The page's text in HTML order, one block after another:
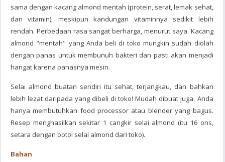
sama dengan kacang almond mentah (protein, serat, lemak sehat,
dan vitamin), meskipun kandungan vitaminnya sedikit lebih
rendah. Perbedaan rasa sangat berharga, menurut saya. Kacang
almond "mentah" yang Anda beli di toko mungkin sudah diolah
dengan panas untuk membunuh bakteri dan pasti akan menjadi
hangat karena panasnya mesin.
Selai almond buatan sendiri itu sehat, terjangkau, dan bahkan
lebih lezat daripada yang dibeli di toko! Mudah dibuat juga. Anda
hanya membutuhkan food processor atau blender yang bagus.
Resep menghasilkan sekitar 1 cangkir selai almond (itu 16 ons,
setara dengan botol selai almond dari toko).
Bahan